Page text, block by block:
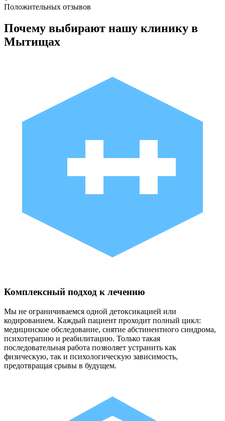
Положительных отзывов
Почему выбирают нашу клинику в
Мытищах
Комплексный подход к лечению
Мы не ограничиваемся одной детоксикацией или
кодированием. Каждый пациент проходит полный цикл:
медицинское обследование, снятие абстинентного синдрома,
психотерапию и реабилитацию. Только такая
последовательная работа позволяет устранить как
физическую, так и психологическую зависимость,
предотвращая срывы в будущем.